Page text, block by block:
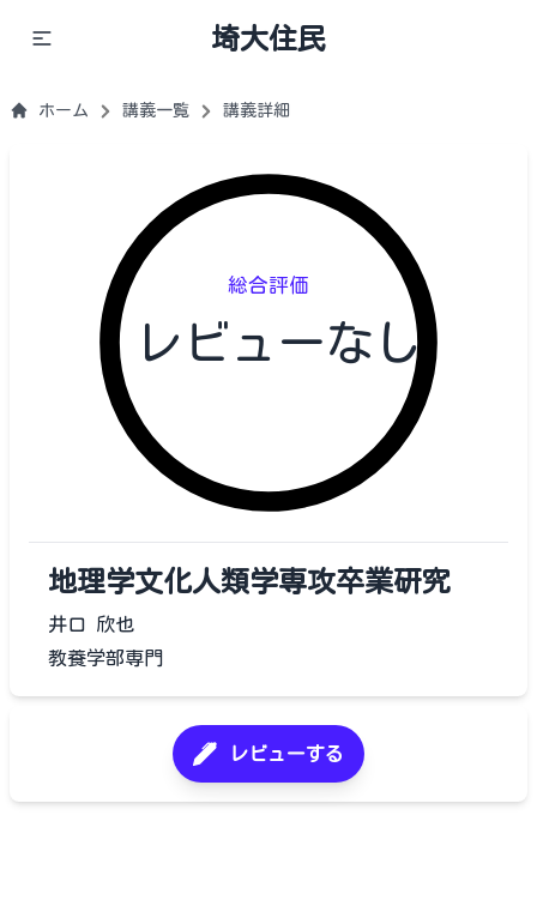
埼大住民
ホーム 講義一覧 講義詳細
総合評価
レビューなし
地理学文化人類学専攻卒業研究
井口 欣也
教養学部専門
レビューする